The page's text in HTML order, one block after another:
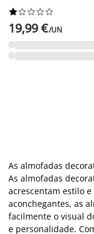






19,99 €/UN
As almofadas
As almofadas
acrescentam estilo
aconchegantes, as
facilmente o visual
e personalidade.